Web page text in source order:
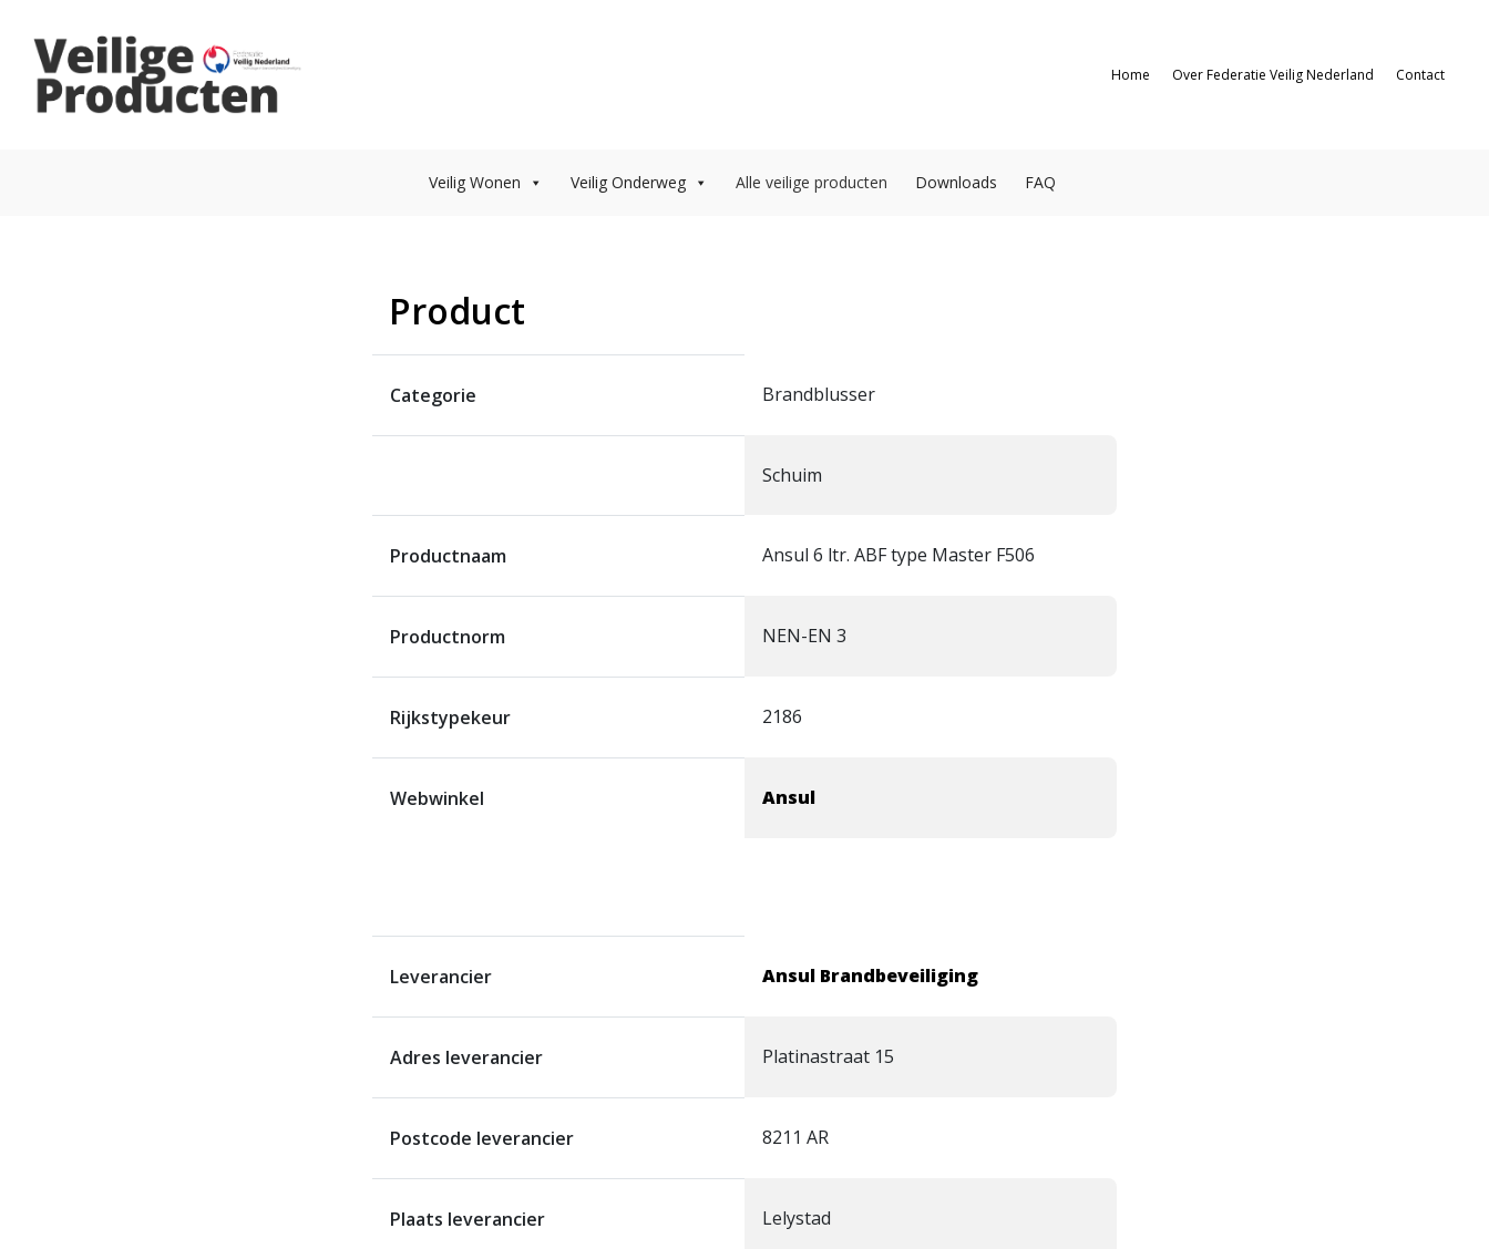
Home Over Federatie Veilig Nederland Contact
Veilig Wonen Veilig Onderweg Alle veilige producten Downloads FAQ
Product
Categorie Brandblusser
Schuim
Productnaam Ansul 6 ltr. ABF type Master F506
Productnorm NEN-EN 3
Rijkstypekeur 2186
Webwinkel Ansul
Leverancier Ansul Brandbeveiliging
Adres leverancier Platinastraat 15
Postcode leverancier 8211 AR
Plaats leverancier Lelystad